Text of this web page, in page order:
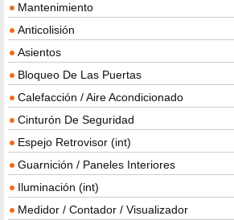
Mantenimiento
Anticolisión
Asientos
Bloqueo De Las Puertas
Calefacción / Aire Acondicionado
Cinturón De Seguridad
Espejo Retrovisor (int)
Guarnición / Paneles Interiores
Iluminación (int)
Medidor / Contador / Visualizador